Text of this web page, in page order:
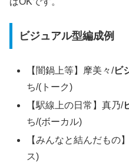
ビジュアル型編成例
【闇鍋上等】摩美々/ビ
ち/(トーク)
【駅線上の日常】真乃/
ち/(ボーカル)
【みんなと結んだもの
ス)